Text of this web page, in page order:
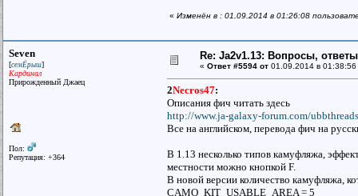
« Изменён в : 01.09.2014 в 01:26:08
Seven
[семЁрыш]
Кардинал
Прирожденный Джаец
Пол:
Репутация: +364
Re: Ja2v1.13: Вопросы,
« Ответ #5594 от 01.09.2014 в 01:38:56
2Necros47:
Описания фич читать здесь
http://www.ja-galaxy-forum.com/
Все на английском, перевода фич на
В 1.13 несколько типов камуфляжа,
местности можно кнопкой F.
В новой версии количество камуфляжа,
CAMO_KIT_USABLE_AREA = 5